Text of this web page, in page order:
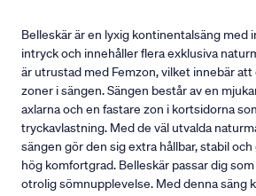
Belleskär är en lyxig kontinentalsäng med
intryck och innehåller flera exklusiva
är utrustad med Femzon, vilket innebär att
zoner i sängen. Sängen består av en
axlarna och en fastare zon i kortsidorna
tryckavlastning. Med de väl utvalda
sängen gör den sig extra hållbar, stabil
hög komfortgrad. Belleskär passar dig
otrolig sömnupplevelse. Med denna säng